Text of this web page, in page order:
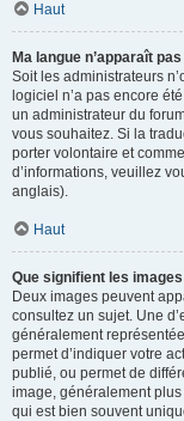
Haut
Ma langue n’apparaît
Soit les administrateurs
logiciel n’a pas encore
un administrateur du
vous souhaitez. Si la
porter volontaire et
d’informations, veuillez
anglais).
Haut
Que signifient les
Deux images peuvent
consultez un sujet. Une
généralement
permet d’indiquer votre
publié, ou permet de
image, généralement
qui est bien souvent